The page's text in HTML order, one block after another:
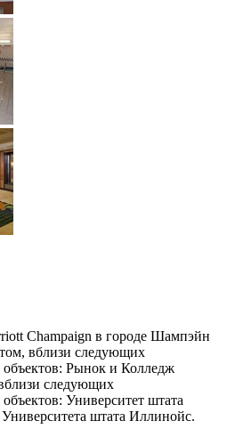
Champaign в городе Шампэйн
вблизи следующих
объектов: Рынок и Колледж
следующих
Университет штата
штата Иллинойс.